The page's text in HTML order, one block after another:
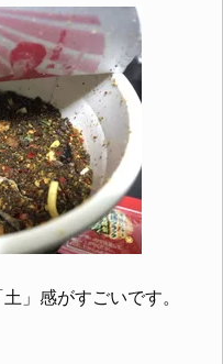
」感がすごいです。